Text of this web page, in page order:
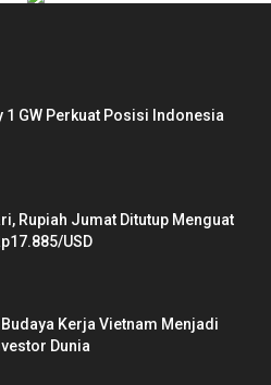
1 GW Perkuat Posisi Indonesia
Rupiah Jumat Ditutup Menguat
USD
Kerja Vietnam Menjadi
Dunia